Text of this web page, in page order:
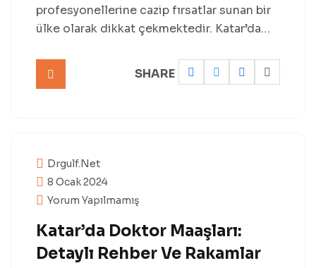
profesyonellerine cazip fırsatlar sunan bir
ülke olarak dikkat çekmektedir. Katar’da…
SHARE
Drgulf.net
8 Ocak 2024
Yorum Yapılmamış
Katar’da Doktor Maaşları:
Detaylı Rehber Ve Rakamlar